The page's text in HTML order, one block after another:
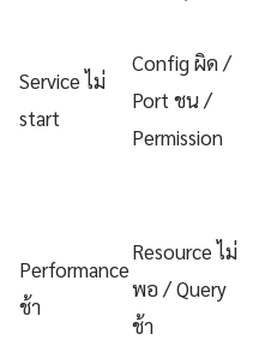
Service ไม่
start
Config ผิด /
Port ชน /
Permission
Performance
ช้า
Resource ไม่
พอ / Query
ช้า